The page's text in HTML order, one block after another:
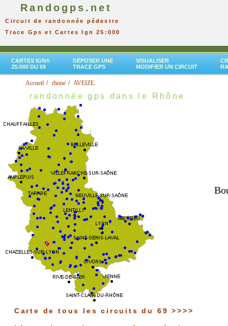
Randogps.net
Circuit de randonnée pédestre
Trace Gps et Cartes Ign 25:000
CARTES IGN®
25:000 DU 69
DÉPOSER UNE
TRACE GPS
VISUALISER
MODIFIER UN CIRCUIT
Accueil rhone AVEIZE
randonnée gps dans le Rhône
Carte de tous les circuits du 69 >>>>